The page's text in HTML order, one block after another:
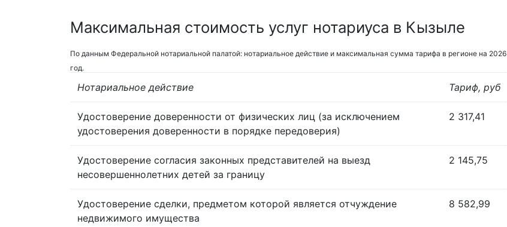
Максимальная стоимость услуг нотариуса в Кызыле
По данным Федеральной нотариальной палатой: нотариальное действие и максимальная сумма тарифа в регионе на 2026
год.
Нотариальное действие Тариф, руб
Удостоверение доверенности от физических лиц (за исключением
удостоверения доверенности в порядке передоверия)
2 317,41
Удостоверение согласия законных представителей на выезд
несовершеннолетних детей за границу
2 145,75
Удостоверение сделки, предметом которой является отчуждение
недвижимого имущества
8 582,99